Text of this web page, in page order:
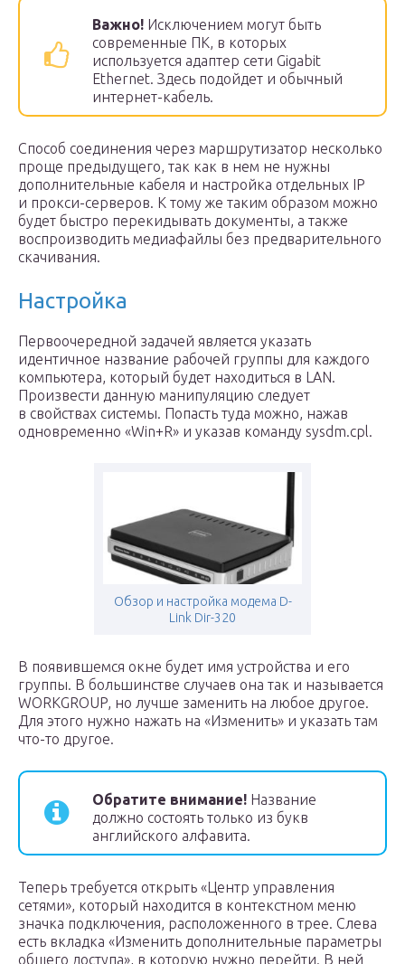
Важно! Исключением могут быть
современные ПК, в которых
используется адаптер сети Gigabit
Ethernet. Здесь подойдет и обычный
интернет-кабель.
Способ соединения через маршрутизатор несколько
проще предыдущего, так как в нем не нужны
дополнительные кабеля и настройка отдельных IP
и прокси-серверов. К тому же таким образом можно
будет быстро перекидывать документы, а также
воспроизводить медиафайлы без предварительного
скачивания.
Настройка
Первоочередной задачей является указать
идентичное название рабочей группы для каждого
компьютера, который будет находиться в LAN.
Произвести данную манипуляцию следует
в свойствах системы. Попасть туда можно, нажав
одновременно «Win+R» и указав команду sysdm.cpl.
Обзор и настройка модема D-
Link Dir-320
В появившемся окне будет имя устройства и его
группы. В большинстве случаев она так и называется
WORKGROUP, но лучше заменить на любое другое.
Для этого нужно нажать на «Изменить» и указать там
что-то другое.
Обратите внимание! Название
должно состоять только из букв
английского алфавита.
Теперь требуется открыть «Центр управления
сетями», который находится в контекстном меню
значка подключения, расположенного в трее. Слева
есть вкладка «Изменить дополнительные параметры
общего доступа», в которую нужно перейти. В ней